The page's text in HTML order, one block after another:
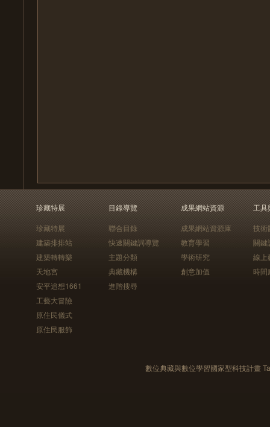
珍藏特展
珍藏特展
建築排排站
建築轉轉樂
天地宮
安平追想1661
工藝大冒險
原住民儀式
原住民服飾
目錄導覽
聯合目錄
快速關鍵詞導覽
主題分類
典藏機構
進階搜尋
成果網站資源
成果網站資源庫
教育學習
學術研究
創意加值
工具
技術
關鍵
線上
時間
數位典藏與數位學習國家型科技計畫